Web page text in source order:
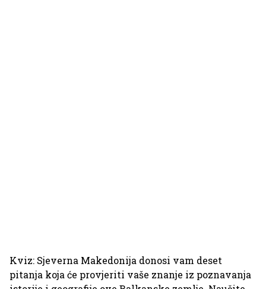
Kviz: Sjeverna Makedonija donosi vam deset
pitanja koja će provjeriti vaše znanje iz poznavanja